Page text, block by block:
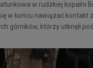
w rudzkiej kopalni
w końcu nawiązać kontakt
górników, którzy utknęli